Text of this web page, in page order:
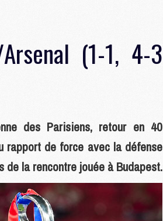
(1-1, 4-3
des Parisiens, retour en 40
rapport de force avec la défense
la rencontre jouée à Budapest.